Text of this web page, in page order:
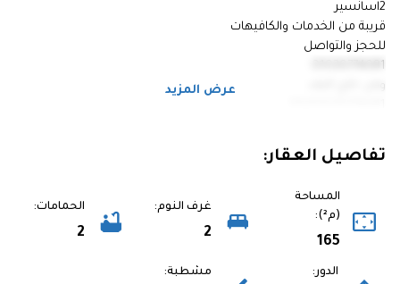
2اسانسير
قريبة من الخدمات والكافيهات
للحجز والتواصل
01030774081
عرض المزيد
تفاصيل العقار:
المساحة
(م²):
165
غرف النوم:
2
الحمامات:
2
الدور: مشطبة: